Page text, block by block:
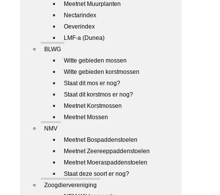
Meetnet Muurplanten
Nectarindex
Oeverindex
LMF-a (Dunea)
BLWG
Witte gebieden mossen
Witte gebieden korstmossen
Staat dit mos er nog?
Staat dit korstmos er nog?
Meetnet Korstmossen
Meetnet Mossen
NMV
Meetnet Bospaddenstoelen
Meetnet Zeereeppaddenstoelen
Meetnet Moeraspaddenstoelen
Staat deze soort er nog?
Zoogdiervereniging